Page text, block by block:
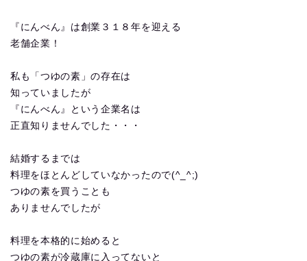
『にんべん』は創業３１８年を迎える
老舗企業！
私も「つゆの素」の存在は
知っていましたが
『にんべん』という企業名は
正直知りませんでした・・・
結婚するまでは
料理をほとんどしていなかったので(^_^;)
つゆの素を買うことも
ありませんでしたが
料理を本格的に始めると
つゆの素が冷蔵庫に入ってないと